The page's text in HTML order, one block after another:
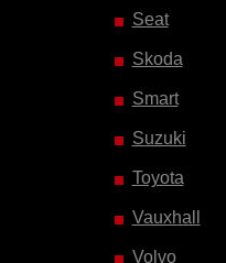
Seat
Skoda
Smart
Suzuki
Toyota
Vauxhall
Volvo